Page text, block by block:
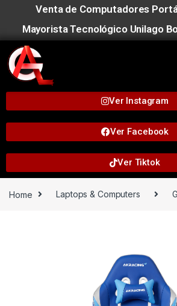
Venta de Computadores
Mayorista Tecnológico Unilago
Ver Instagram
Ver Facebook
Ver Tiktok
Home Laptops & Computers